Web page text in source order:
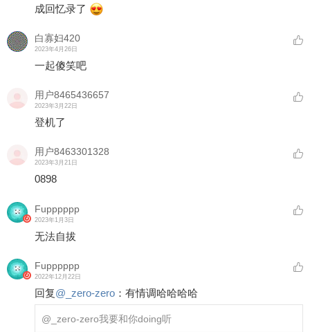
成回忆录了
白寡妇420
2023年4月26日
一起傻笑吧
用户8465436657
2023年3月22日
登机了
用户8463301328
2023年3月21日
0898
Fupppppp
2023年1月3日
无法自拔
Fupppppp
2022年12月22日
回复@ _zero-zero ： 有情调哈哈哈哈
@_zero-zero我要和你doing听